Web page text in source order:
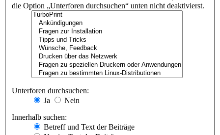
die Option „Unterforen durchsuchen“ unten nicht deaktivierst.
Unterforen durchsuchen:
Ja
Nein
Innerhalb suchen:
Betreff und Text der Beiträge